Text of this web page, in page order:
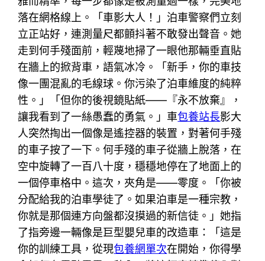
落在網格線上。「車影大人！」泊車警察們立刻
立正站好，連測量尺都顫抖著不敢發出聲音。她
走到何手殘面前，輕蔑地掃了一眼他那輛垂直貼
在牆上的掀背車，語氣冰冷。「新手，你的車技
像一團混亂的毛線球。你污染了泊車維度的純粹
性。」「但你的後視鏡貼紙——『永不放棄』，
讓我看到了一絲愚蠢的勇氣。」車包養站長影大
人突然掏出一個像是遙控器的裝置，對著何手殘
的車子按了一下。何手殘的車子從牆上脫落，在
空中旋轉了一百八十度，穩穩地停在了地面上的
一個停車格中。這次，夾角是——零度。「你被
分配給我的泊車學徒了。如果泊車是一種宗教，
你就是那個連方向盤都沒摸過的新信徒。」她指
了指旁邊一輛像是巨型嬰兒車的改造車：「這是
你的訓練工具，從現包養網單次在開始，你得學